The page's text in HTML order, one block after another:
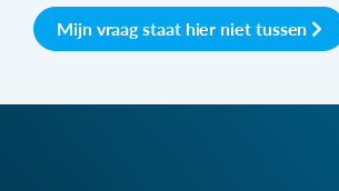
Mijn vraag staat hier niet tussen